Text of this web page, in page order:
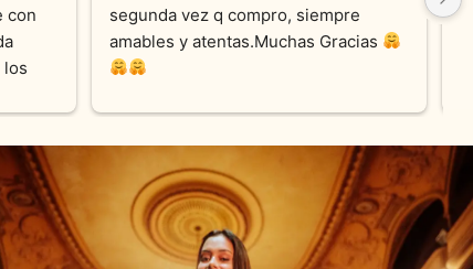
con
los
segunda vez q compro, siempre
amables y atentas.Muchas Gracias